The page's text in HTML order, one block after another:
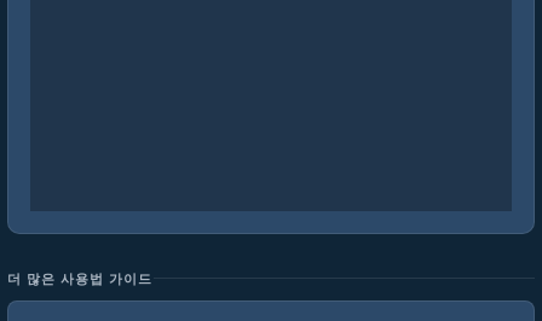
더 많은 사용법 가이드